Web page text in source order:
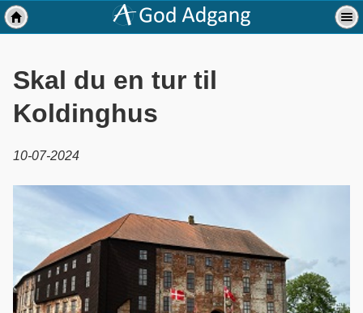
Skal du en tur til
Koldinghus
10-07-2024